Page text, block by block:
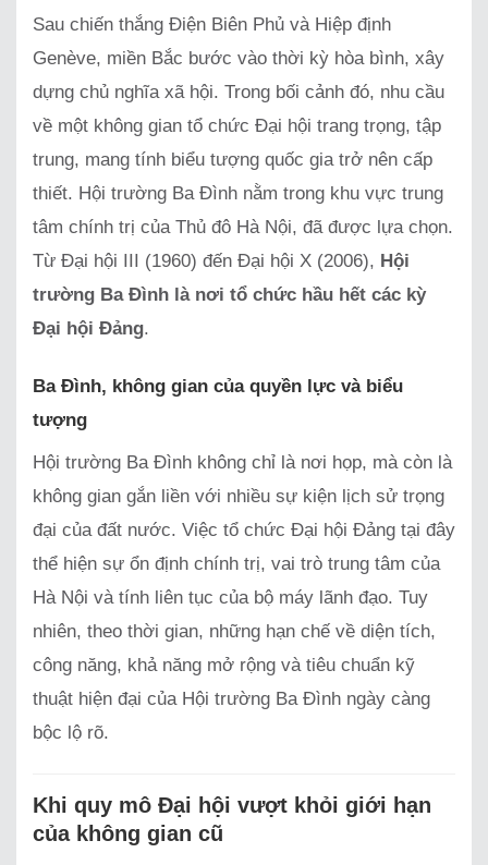
Sau chiến thắng Điện Biên Phủ và Hiệp định
Genève, miền Bắc bước vào thời kỳ hòa bình, xây
dựng chủ nghĩa xã hội. Trong bối cảnh đó, nhu cầu
về một không gian tổ chức Đại hội trang trọng, tập
trung, mang tính biểu tượng quốc gia trở nên cấp
thiết. Hội trường Ba Đình nằm trong khu vực trung
tâm chính trị của Thủ đô Hà Nội, đã được lựa chọn.
Từ Đại hội III (1960) đến Đại hội X (2006), Hội
trường Ba Đình là nơi tổ chức hầu hết các kỳ
Đại hội Đảng.
Ba Đình, không gian của quyền lực và biểu
tượng
Hội trường Ba Đình không chỉ là nơi họp, mà còn là
không gian gắn liền với nhiều sự kiện lịch sử trọng
đại của đất nước. Việc tổ chức Đại hội Đảng tại đây
thể hiện sự ổn định chính trị, vai trò trung tâm của
Hà Nội và tính liên tục của bộ máy lãnh đạo. Tuy
nhiên, theo thời gian, những hạn chế về diện tích,
công năng, khả năng mở rộng và tiêu chuẩn kỹ
thuật hiện đại của Hội trường Ba Đình ngày càng
bộc lộ rõ.
Khi quy mô Đại hội vượt khỏi giới hạn
của không gian cũ